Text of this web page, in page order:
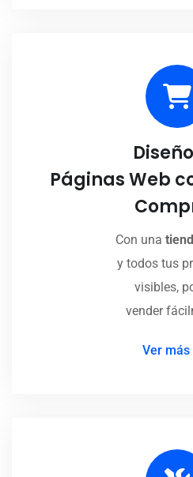
Páginas Web
Con una
y todos tus
visibles,
vender
Ver más